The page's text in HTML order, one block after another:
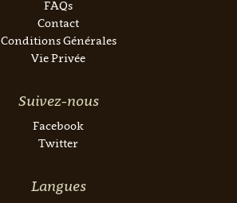
FAQs
Contact
Conditions Générales
Vie Privée
Suivez-nous
Facebook
Twitter
Langues